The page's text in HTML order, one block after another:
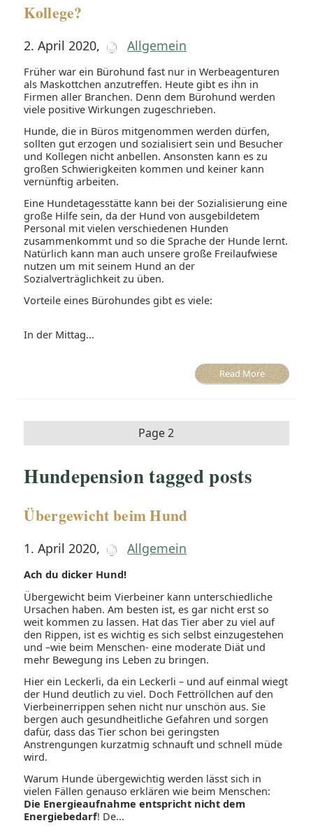
Kollege?
2. April 2020, Allgemein
Früher war ein Bürohund fast nur in Werbeagenturen
als Maskottchen anzutreffen. Heute gibt es ihn in
Firmen aller Branchen. Denn dem Bürohund werden
viele positive Wirkungen zugeschrieben.
Hunde, die in Büros mitgenommen werden dürfen,
sollten gut erzogen und sozialisiert sein und Besucher
und Kollegen nicht anbellen. Ansonsten kann es zu
großen Schwierigkeiten kommen und keiner kann
vernünftig arbeiten.
Eine Hundetagesstätte kann bei der Sozialisierung eine
große Hilfe sein, da der Hund von ausgebildetem
Personal mit vielen verschiedenen Hunden
zusammenkommt und so die Sprache der Hunde lernt.
Natürlich kann man auch unsere große Freilaufwiese
nutzen um mit seinem Hund an der
Sozialverträglichkeit zu üben.
Vorteile eines Bürohundes gibt es viele:
In der Mittag...
Read More
Page 2
Hundepension tagged posts
Übergewicht beim Hund
1. April 2020, Allgemein
Ach du dicker Hund!
Übergewicht beim Vierbeiner kann unterschiedliche
Ursachen haben. Am besten ist, es gar nicht erst so
weit kommen zu lassen. Hat das Tier aber zu viel auf
den Rippen, ist es wichtig es sich selbst einzugestehen
und –wie beim Menschen- eine moderate Diät und
mehr Bewegung ins Leben zu bringen.
Hier ein Leckerli, da ein Leckerli – und auf einmal wiegt
der Hund deutlich zu viel. Doch Fettröllchen auf den
Vierbeinerrippen sehen nicht nur unschön aus. Sie
bergen auch gesundheitliche Gefahren und sorgen
dafür, dass das Tier schon bei geringsten
Anstrengungen kurzatmig schnauft und schnell müde
wird.
Warum Hunde übergewichtig werden lässt sich in
vielen Fällen genauso erklären wie beim Menschen:
Die Energieaufnahme entspricht nicht dem
Energiebedarf! De...